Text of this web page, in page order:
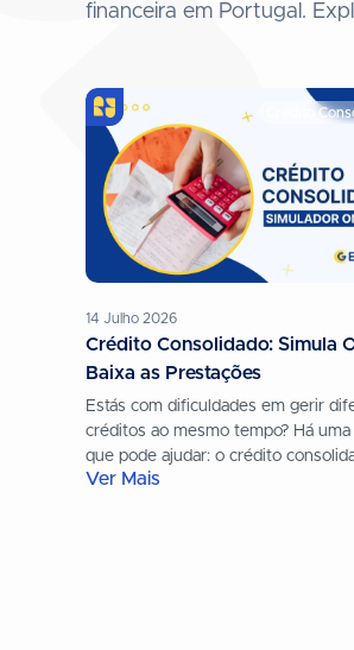
financeira em Portugal.
Crédito
14 Julho 2026
Crédito Consolidado: Simula
Baixa as Prestações
Estás com dificuldades em gerir
créditos ao mesmo tempo? Há uma
que pode ajudar: o crédito
Neste artigo, explicamos-te: Podes
Ver Mais